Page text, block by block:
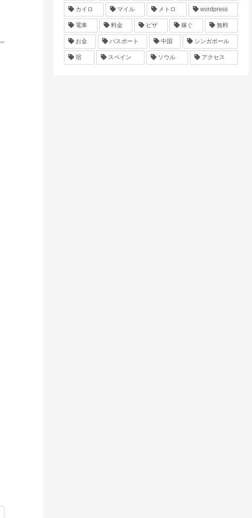
カイロ マイル メトロ wordpress
電車 料金 ビザ 稼ぐ 無料
お金 パスポート 中国 シンガポール
宿 スペイン ソウル アクセス